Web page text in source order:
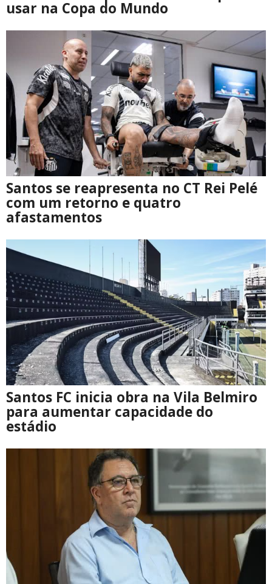
usar na Copa do Mundo
Santos se reapresenta no CT Rei Pelé
com um retorno e quatro
afastamentos
Santos FC inicia obra na Vila Belmiro
para aumentar capacidade do
estádio